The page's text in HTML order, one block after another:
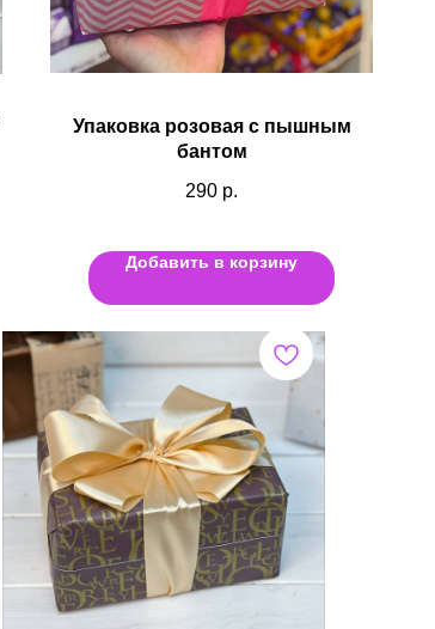
Упаковка розовая с пышным
бантом
290 р.
Добавить в корзину